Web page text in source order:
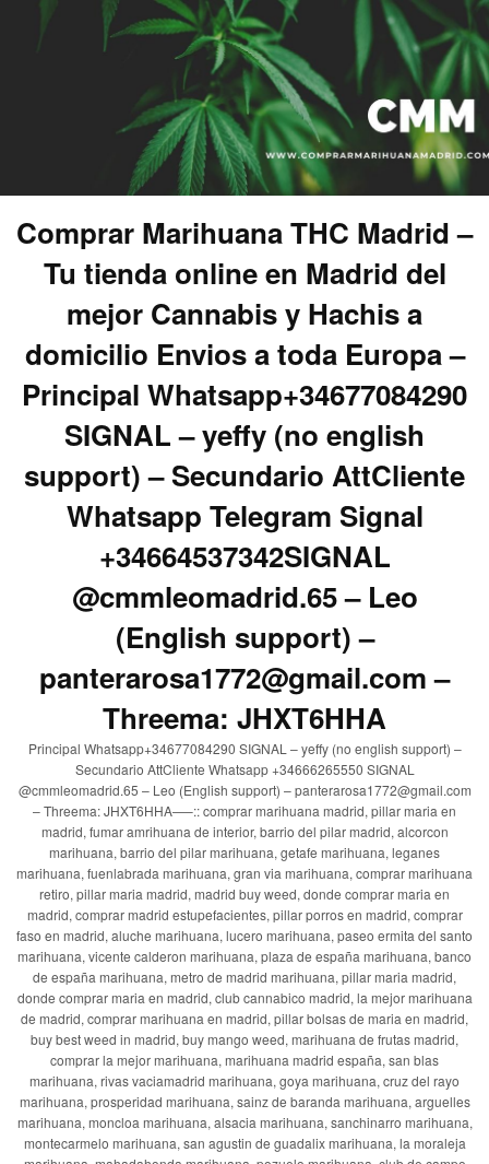
Comprar Marihuana THC Madrid –
Tu tienda online en Madrid del
mejor Cannabis y Hachis a
domicilio Envios a toda Europa –
Principal Whatsapp+34677084290
SIGNAL – yeffy (no english
support) – Secundario AttCliente
Whatsapp Telegram Signal
+34664537342SIGNAL
@cmmleomadrid.65 – Leo
(English support) –
panterarosa1772@gmail.com –
Threema: JHXT6HHA
Principal Whatsapp+34677084290 SIGNAL – yeffy (no english support) –
Secundario AttCliente Whatsapp +34666265550 SIGNAL
@cmmleomadrid.65 – Leo (English support) – panterarosa1772@gmail.com
– Threema: JHXT6HHA—–:: comprar marihuana madrid, pillar maria en
madrid, fumar amrihuana de interior, barrio del pilar madrid, alcorcon
marihuana, barrio del pilar marihuana, getafe marihuana, leganes
marihuana, fuenlabrada marihuana, gran via marihuana, comprar marihuana
retiro, pillar maria madrid, madrid buy weed, donde comprar maria en
madrid, comprar madrid estupefacientes, pillar porros en madrid, comprar
faso en madrid, aluche marihuana, lucero marihuana, paseo ermita del santo
marihuana, vicente calderon marihuana, plaza de españa marihuana, banco
de españa marihuana, metro de madrid marihuana, pillar maria madrid,
donde comprar maria en madrid, club cannabico madrid, la mejor marihuana
de madrid, comprar marihuana en madrid, pillar bolsas de maria en madrid,
buy best weed in madrid, buy mango weed, marihuana de frutas madrid,
comprar la mejor marihuana, marihuana madrid españa, san blas
marihuana, rivas vaciamadrid marihuana, goya marihuana, cruz del rayo
marihuana, prosperidad marihuana, sainz de baranda marihuana, arguelles
marihuana, moncloa marihuana, alsacia marihuana, sanchinarro marihuana,
montecarmelo marihuana, san agustin de guadalix marihuana, la moraleja